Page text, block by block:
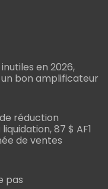
en 2026,
bon amplificateur
réduction
87 $ AF1
de ventes
pas